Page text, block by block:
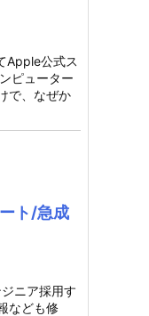
Apple公式ス
ピューター
で、なぜか
ト/急成
ニア採用す
なども修